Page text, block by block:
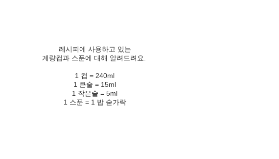
레시피에 사용하고 있는
계량컵과 스푼에 대해 알려드려요.
1 컵 = 240ml
1 큰술 = 15ml
1 작은술 = 5ml
1 스푼 = 1 밥 숟가락